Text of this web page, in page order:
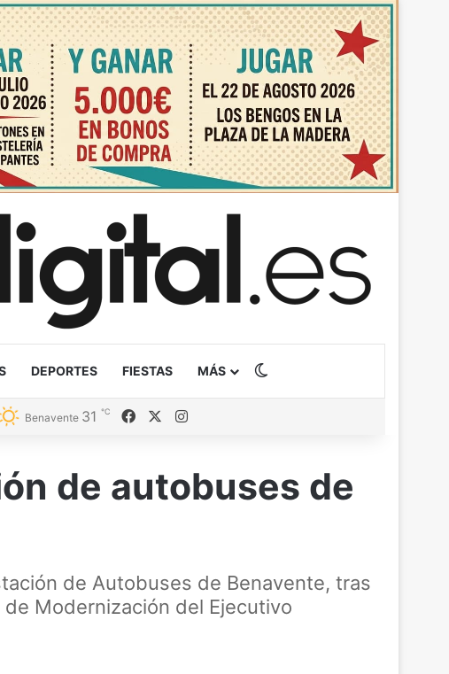
DEPORTES FIESTAS MÁS
Benavente 31 ℃ FacebookInstagram
de autobuses de
de Autobuses de Benavente, tras
Modernización del Ejecutivo